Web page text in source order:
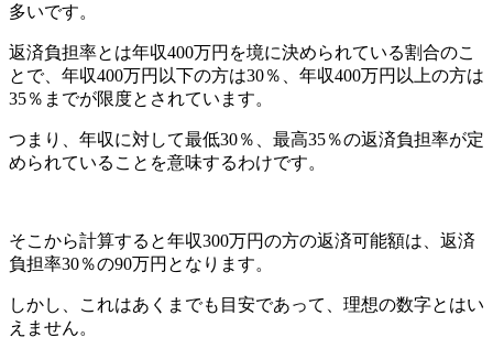
多いです。
返済負担率とは年収400万円を境に決められている割合のこ
とで、年収400万円以下の方は30％、年収400万円以上の方は
35％までが限度とされています。
つまり、年収に対して最低30％、最高35％の返済負担率が定
められていることを意味するわけです。
そこから計算すると年収300万円の方の返済可能額は、返済
負担率30％の90万円となります。
しかし、これはあくまでも目安であって、理想の数字とはい
えません。